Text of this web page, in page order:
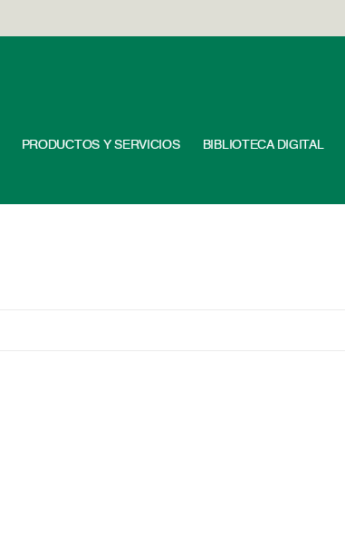
PRODUCTOS Y SERVICIOS BIBLIOTECA DIGITAL